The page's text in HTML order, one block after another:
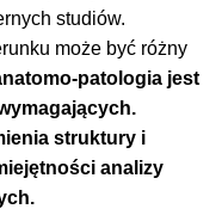
studiów.
może być różny
patologia jest
struktury i
analizy